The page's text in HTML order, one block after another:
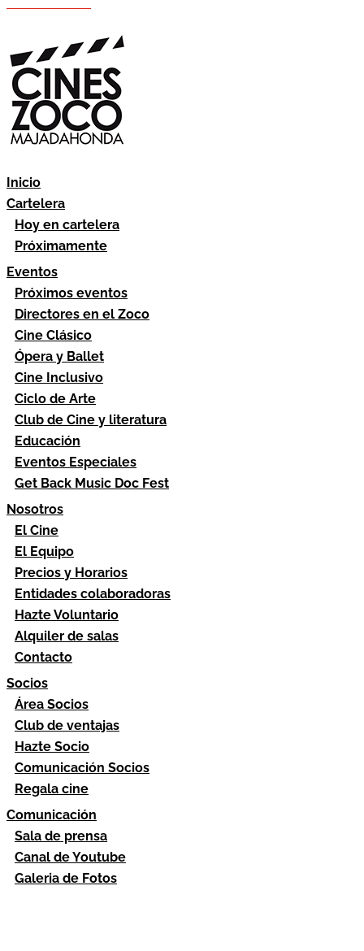
Inicio
Cartelera
Hoy en cartelera
Próximamente
Eventos
Próximos eventos
Directores en el Zoco
Cine Clásico
Ópera y Ballet
Cine Inclusivo
Ciclo de Arte
Club de Cine y literatura
Educación
Eventos Especiales
Get Back Music Doc Fest
Nosotros
El Cine
El Equipo
Precios y Horarios
Entidades colaboradoras
Hazte Voluntario
Alquiler de salas
Contacto
Socios
Área Socios
Club de ventajas
Hazte Socio
Comunicación Socios
Regala cine
Comunicación
Sala de prensa
Canal de Youtube
Galeria de Fotos